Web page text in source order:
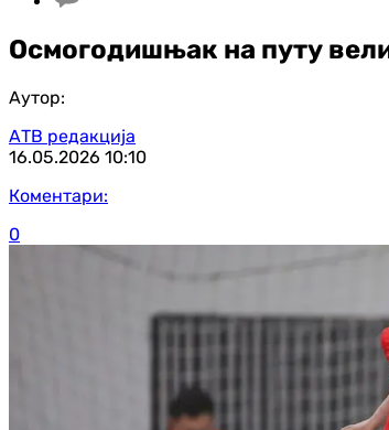
Осмогодишњак на путу
Аутор:
АТВ редакција
16.05.2026 10:10
Коментари:
0